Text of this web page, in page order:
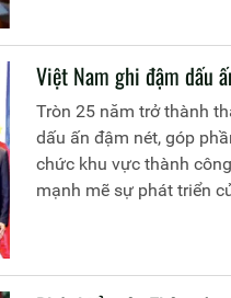
thật tốt Đại hội XIII của
phát triển mới". Trang
nhân dân trân trọng giới
Việt Nam ghi đậm dấu
Tròn 25 năm trở thành
dấu ấn đậm nét, góp
chức khu vực thành
mạnh mẽ sự phát triển